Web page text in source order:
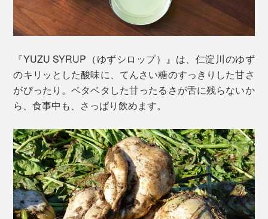
爽やかなゆずの香りと、キリッとした酸味、さっぱりし
た甘味が加わって、不思議なくらい、味に深みが出ま
す。いつものドリンクが、生まれ変わったみたい！
『YUZU SYRUP（ゆずシロップ）』は、仁淀川のゆず
のキリッとした酸味に、てんさい糖のすっきりした甘さ
がぴったり。ベタベタした甘ったるさが舌に残らないか
ら、食事中も、さっぱり飲めます。